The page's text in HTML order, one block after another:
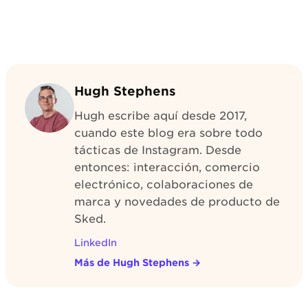
Hugh Stephens
Hugh escribe aquí desde 2017,
cuando este blog era sobre todo
tácticas de Instagram. Desde
entonces: interacción, comercio
electrónico, colaboraciones de
marca y novedades de producto de
Sked.
LinkedIn
Más de Hugh Stephens →